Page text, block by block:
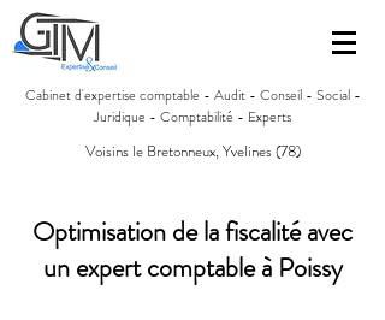
Cabinet d'expertise comptable - Audit - Conseil - Social -
Juridique - Comptabilité - Experts
Voisins le Bretonneux, Yvelines (78)
Optimisation de la fiscalité avec
un expert comptable à Poissy